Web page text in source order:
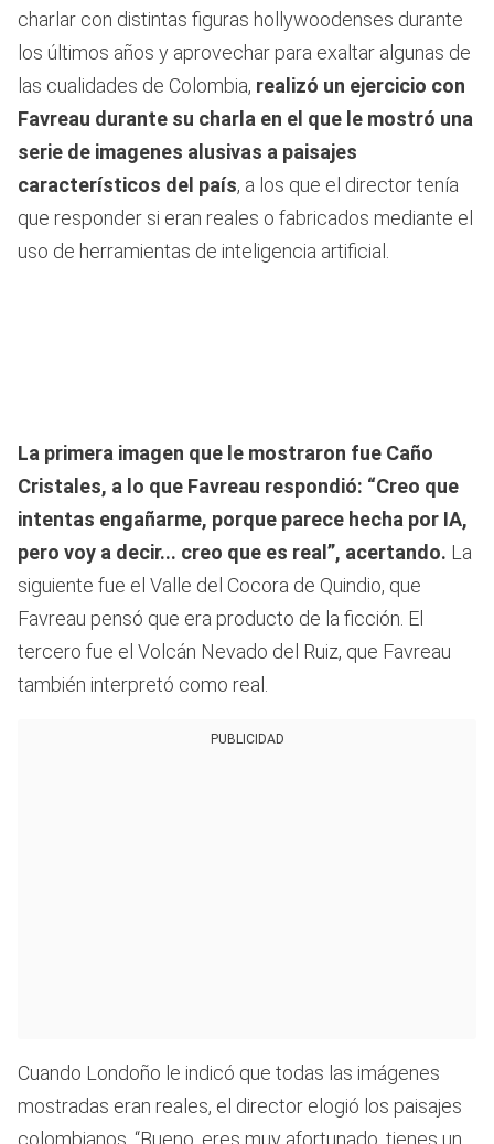
charlar con distintas figuras hollywoodenses durante
los últimos años y aprovechar para exaltar algunas de
las cualidades de Colombia, realizó un ejercicio con
Favreau durante su charla en el que le mostró una
serie de imagenes alusivas a paisajes
característicos del país, a los que el director tenía
que responder si eran reales o fabricados mediante el
uso de herramientas de inteligencia artificial.
La primera imagen que le mostraron fue Caño
Cristales, a lo que Favreau respondió: “Creo que
intentas engañarme, porque parece hecha por IA,
pero voy a decir... creo que es real”, acertando. La
siguiente fue el Valle del Cocora de Quindio, que
Favreau pensó que era producto de la ficción. El
tercero fue el Volcán Nevado del Ruiz, que Favreau
también interpretó como real.
PUBLICIDAD
Cuando Londoño le indicó que todas las imágenes
mostradas eran reales, el director elogió los paisajes
colombianos. “Bueno, eres muy afortunado, tienes un